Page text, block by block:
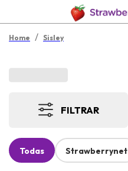
Home / Sisley
FILTRAR
Todas Strawberrynet